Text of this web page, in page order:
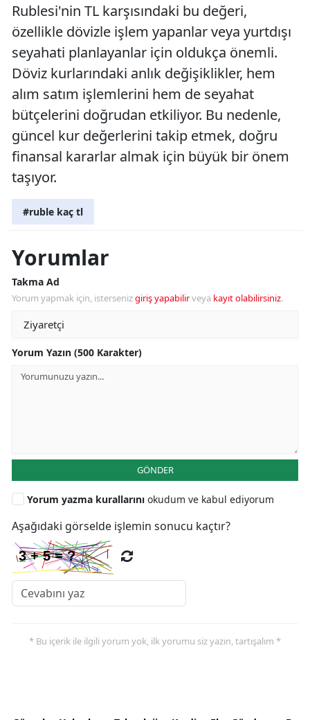
Rublesi'nin TL karşısındaki bu değeri,
özellikle dövizle işlem yapanlar veya yurtdışı
seyahati planlayanlar için oldukça önemli.
Döviz kurlarındaki anlık değişiklikler, hem
alım satım işlemlerini hem de seyahat
bütçelerini doğrudan etkiliyor. Bu nedenle,
güncel kur değerlerini takip etmek, doğru
finansal kararlar almak için büyük bir önem
taşıyor.
#ruble kaç tl
Yorumlar
Takma Ad
Yorum yapmak için, istersenizgiriş yapabilirveya kayıt olabilirsiniz.
Yorum Yazın (500 Karakter)
GÖNDER
Yorum yazma kurallarını okudum ve kabul ediyorum
Aşağıdaki görselde işlemin sonucu kaçtır?
* Bu içerik ile ilgili yorum yok, ilk yorumu siz yazın, tartışalım *